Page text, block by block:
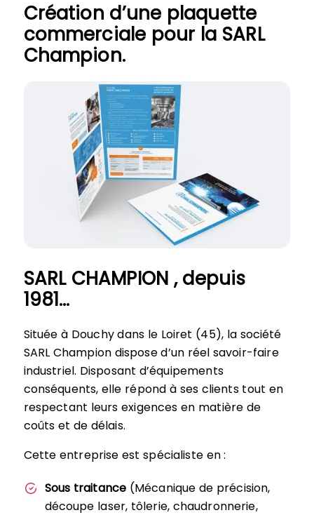
Création d’une plaquette
commerciale pour la SARL
Champion.
SARL CHAMPION , depuis
1981…
Située à Douchy dans le Loiret (45), la société
SARL Champion dispose d’un réel savoir-faire
industriel. Disposant d’équipements
conséquents, elle répond à ses clients tout en
respectant leurs exigences en matière de
coûts et de délais.
Cette entreprise est spécialiste en :
Sous traitance (Mécanique de précision,
découpe laser, tôlerie, chaudronnerie,